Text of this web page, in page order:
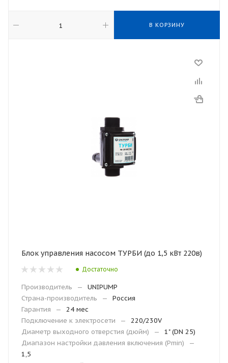
В КОРЗИНУ
Блок управления насосом ТУРБИ (до 1,5 кВт 220в)
Достаточно
Производитель —
UNIPUMP
Страна-производитель
—
Россия
Гарантия
—
24 мес
Подключение к электросети
—
220/230V
Диаметр выходного отверстия (дюйм)
—
1" (DN 25)
Диапазон настройки давления включения (Рmin)
—
1,5